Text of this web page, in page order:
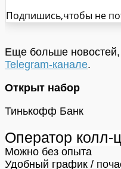
Подпишись,чтобы не
Еще больше
Telegram-канале.
Открыт набор
Тинькофф Банк
Оператор колл-
Можно без опыта
Удобный график /